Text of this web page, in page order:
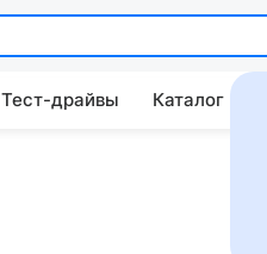
Тест-драйвы Каталог